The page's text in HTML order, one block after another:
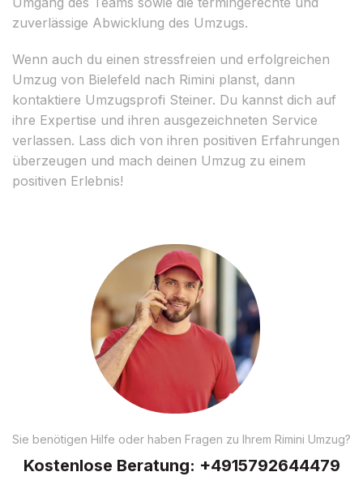
zuverlässige Abwicklung des Umzugs.
Wenn auch du einen stressfreien und erfolgreichen
Umzug von Bielefeld nach Rimini planst, dann
kontaktiere Umzugsprofi Steiner. Du kannst dich auf
ihre Expertise und ihren ausgezeichneten Service
verlassen. Lass dich von ihren positiven Erfahrungen
überzeugen und mach deinen Umzug zu einem
positiven Erlebnis!
Sie benötigen Hilfe oder haben Fragen zu Ihrem Rimini Umzug?
Kostenlose Beratung: +4915792644479